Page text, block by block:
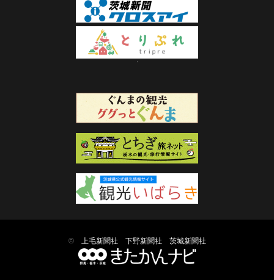
© 上毛新聞社 下野新聞社 茨城新聞社